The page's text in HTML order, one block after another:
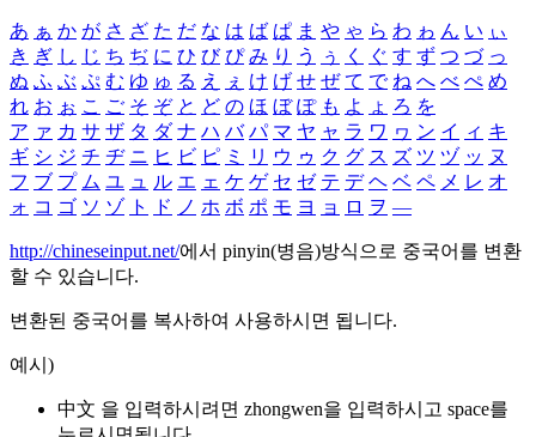
あ ぁ か が さ ざ た だ な は ば ぱ ま や ゃ ら わ ゎ ん い ぃ
き ぎ し じ ち ぢ に ひ び ぴ み り う ぅ く ぐ す ず つ づ っ
ぬ ふ ぶ ぷ む ゆ ゅ る え ぇ け げ せ ぜ て で ね へ べ ぺ め
れ お ぉ こ ご そ ぞ と ど の ほ ぼ ぽ も よ ょ ろ を
ア ァ カ サ ザ タ ダ ナ ハ バ パ マ ヤ ャ ラ ワ ヮ ン イ ィ キ
ギ シ ジ チ ヂ ニ ヒ ビ ピ ミ リ ウ ゥ ク グ ス ズ ツ ヅ ッ ヌ
フ ブ プ ム ユ ュ ル エ ェ ケ ゲ セ ゼ テ デ ヘ ベ ペ メ レ オ
ォ コ ゴ ソ ゾ ト ド ノ ホ ボ ポ モ ヨ ョ ロ ヲ ―
http://chineseinput.net/에서 pinyin(병음)방식으로 중국어를 변환
할 수 있습니다.
변환된 중국어를 복사하여 사용하시면 됩니다.
예시)
中文 을 입력하시려면 zhongwen을 입력하시고 space를